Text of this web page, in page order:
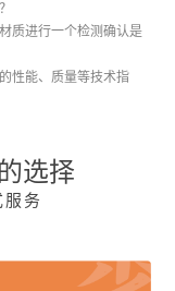
质进行一个检测确认是
性能、质量等技术指
选择
务